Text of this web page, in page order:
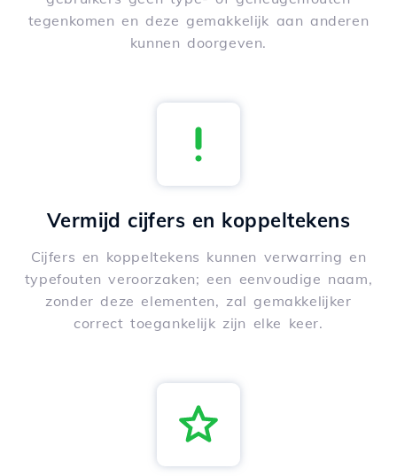
tegenkomen en deze gemakkelijk aan anderen
kunnen doorgeven.
Vermijd cijfers en koppeltekens
Cijfers en koppeltekens kunnen verwarring en
typefouten veroorzaken; een eenvoudige naam,
zonder deze elementen, zal gemakkelijker
correct toegankelijk zijn elke keer.